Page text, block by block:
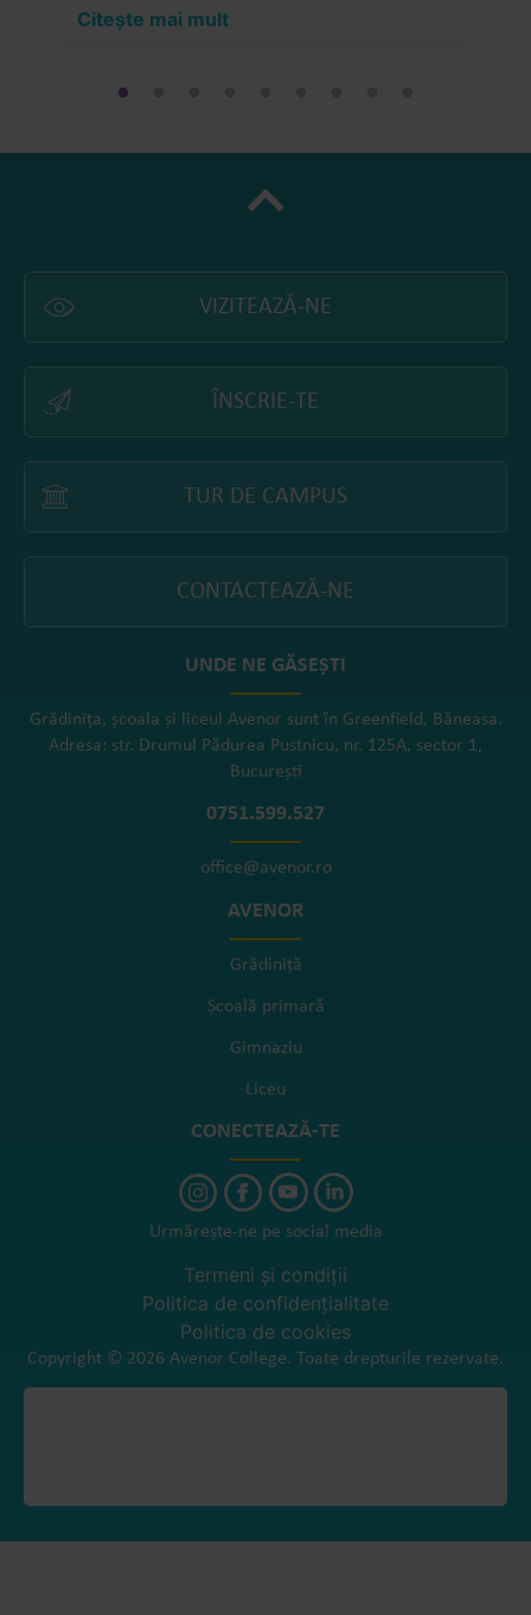
Citește mai mult
VIZITEAZĂ-NE
ÎNSCRIE-TE
TUR DE CAMPUS
CONTACTEAZĂ-NE
UNDE NE GĂSEȘTI
Grădinița, școala și liceul Avenor sunt în Greenfield, Băneasa.
Adresa: str. Drumul Pădurea Pustnicu, nr. 125A, sector 1,
București
0751.599.527
office@avenor.ro
AVENOR
Grădiniță
Școală primară
Gimnaziu
Liceu
CONECTEAZĂ-TE
Urmărește-ne pe social media
Termeni și condiții
Politica de confidențialitate
Politica de cookies
Copyright © 2026 Avenor College. Toate drepturile rezervate.